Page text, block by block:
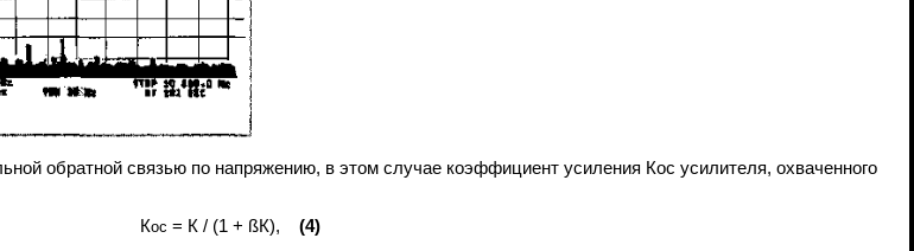
обратной связью по напряжению, в этом случае коэффициент усиления Кос усилителя, охваченного
Кос = К / (1 + ßК),
(4)